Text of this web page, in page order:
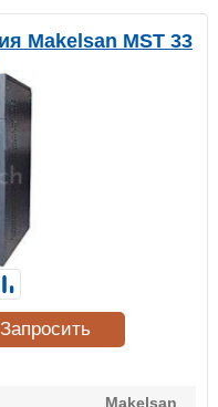
Makelsan MST 33
Makelsan
Запросить